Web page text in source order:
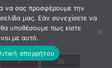
να σας προσφέρουμε την
μας. Εάν συνεχίσετε να
θα υποθέσουμε πως είστε
με αυτό.
απορρήτου